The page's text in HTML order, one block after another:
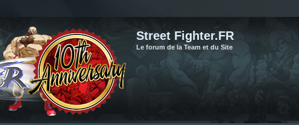
Street Fighter.FR
Le forum de la Team et du Site